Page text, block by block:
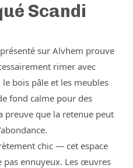
Scandi
sur Alvhem prouve
rimer avec
bois pâle et les meubles
fond calme pour des
preuve que la retenue peut
chic — cet espace
ennuyeux. Les œuvres